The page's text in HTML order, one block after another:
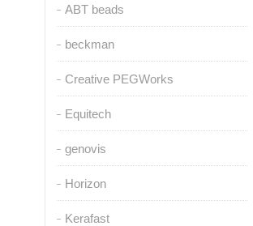
ABT beads
beckman
Creative PEGWorks
Equitech
genovis
Horizon
Kerafast